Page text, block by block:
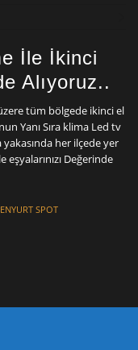
İle İkinci
Alıyoruz..
tüm bölgede ikinci el
Yanı Sıra klima Led tv
yakasında her ilçede yer
Değerinde
SPOT